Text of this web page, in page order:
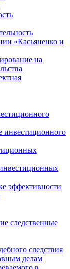
«Касьяненко и
на
инвестиционного
эффективности
следственные
следствия
делам